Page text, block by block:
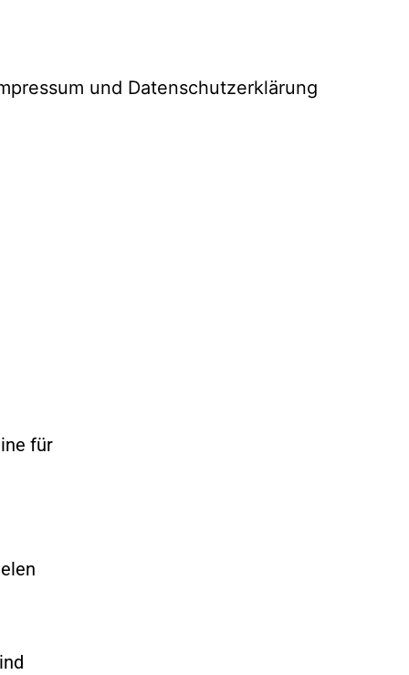
und Datenschutzerklärung
für